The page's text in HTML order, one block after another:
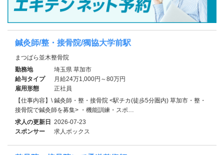
鍼灸師/整・接骨院/獨協大学前駅
まつばら並木整骨院
勤務地
埼玉県 草加市
給与タイプ
月給24万1,000円～80万円
雇用形態
正社員
【仕事内容】\ 鍼灸師・整・接骨院 <駅チカ(徒歩5分圏内) 草加市・整・
接骨院で鍼灸師を募集> ・機能訓練・スポ…
求人の更新日 2026-07-23
スポンサー
求人ボックス